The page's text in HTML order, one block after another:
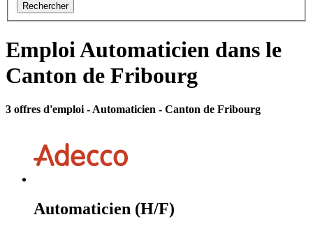
Rechercher
Emploi Automaticien dans le
Canton de Fribourg
3 offres d'emploi - Automaticien - Canton de Fribourg
Automaticien (H/F)